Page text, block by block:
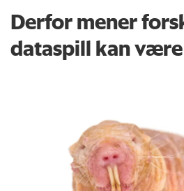
Derfor mener
dataspill kan